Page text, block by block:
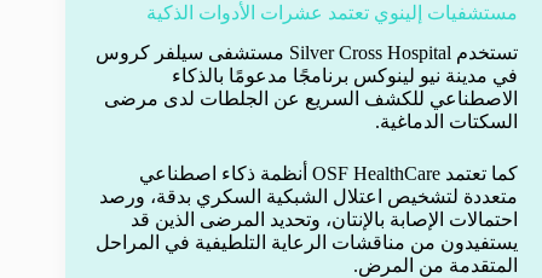
مستشفيات إلينوي تعتمد عشرات الأدوات الذكية
تستخدم Silver Cross Hospital مستشفى سيلفر كروس
في مدينة نيو لينوكس برنامجًا مدعومًا بالذكاء
الاصطناعي للكشف السريع عن الجلطات لدى مرضى
السكتات الدماغية.
كما تعتمد OSF HealthCare أنظمة ذكاء اصطناعي
متعددة لتشخيص اعتلال الشبكية السكري بدقة، ورصد
احتمالات الإصابة بالإنتان، وتحديد المرضى الذين قد
يستفيدون من مناقشات الرعاية التلطيفية في المراحل
المتقدمة من المرض.